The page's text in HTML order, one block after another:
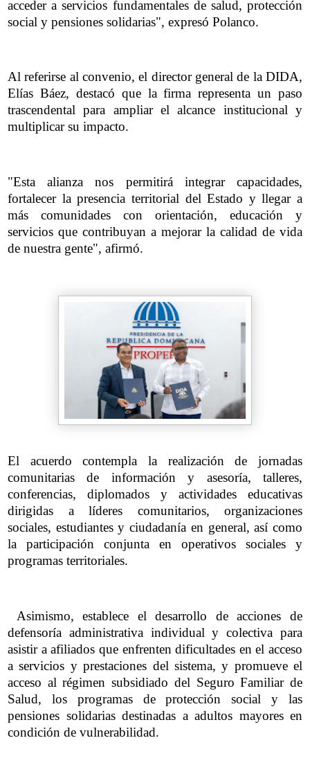
acceder a servicios fundamentales de salud, protección
social y pensiones solidarias", expresó Polanco.
Al referirse al convenio, el director general de la DIDA,
Elías Báez, destacó que la firma representa un paso
trascendental para ampliar el alcance institucional y
multiplicar su impacto.
"Esta alianza nos permitirá integrar capacidades,
fortalecer la presencia territorial del Estado y llegar a
más comunidades con orientación, educación y
servicios que contribuyan a mejorar la calidad de vida
de nuestra gente", afirmó.
El acuerdo contempla la realización de jornadas
comunitarias de información y asesoría, talleres,
conferencias, diplomados y actividades educativas
dirigidas a líderes comunitarios, organizaciones
sociales, estudiantes y ciudadanía en general, así como
la participación conjunta en operativos sociales y
programas territoriales.
Asimismo, establece el desarrollo de acciones de
defensoría administrativa individual y colectiva para
asistir a afiliados que enfrenten dificultades en el acceso
a servicios y prestaciones del sistema, y promueve el
acceso al régimen subsidiado del Seguro Familiar de
Salud, los programas de protección social y las
pensiones solidarias destinadas a adultos mayores en
condición de vulnerabilidad.